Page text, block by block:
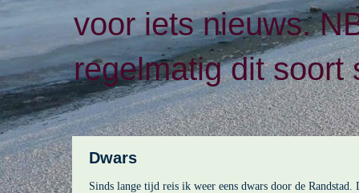
voor iets nieuws.
regelmatig dit soort
Dwars
Sinds lange tijd reis ik weer eens dwars door de